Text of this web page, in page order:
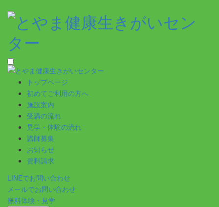
トップページ
初めてご利用の方へ
施設案内
受講の流れ
見学・体験の流れ
講師募集
お知らせ
資料請求
LINEでお問い合わせ
メールでお問い合わせ
無料体験・見学